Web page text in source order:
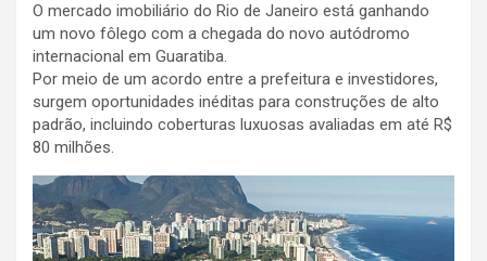
O mercado imobiliário do Rio de Janeiro está ganhando
um novo fôlego com a chegada do novo autódromo
internacional em Guaratiba.
Por meio de um acordo entre a prefeitura e investidores,
surgem oportunidades inéditas para construções de alto
padrão, incluindo coberturas luxuosas avaliadas em até R$
80 milhões.